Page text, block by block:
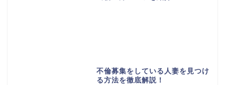
不倫募集をしている人妻を見つけ
る方法を徹底解説！